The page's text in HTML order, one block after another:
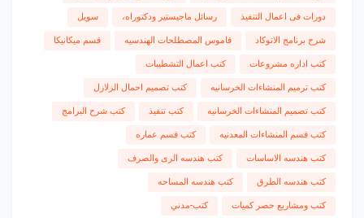
دورات فى اعمال التنفيذ رسائل ماجيستير ودكتوراه، سويل
شرح برنامج الاتوكاد قاموس المصطلحات الهندسيه قسم ميكانيكا
كتب اداره مشروعات كتب اعمال التشطيبات
كتب ترميم المنشاءات الخرسانيه كتب تصميم احمال الزلازل
كتب تصميم المنشاءات الخرسانيه كتب تنفيذ كتب شرح البرامج
كتب قسم المنشاءات المعدنيه كتب قسم عماره
كتب هندسه الاساسات كتب هندسه الرى والصرف
كتب هندسه الطرق كتب هندسه المساحه
كتب ومشاريع حصر كميات كتب-مدني